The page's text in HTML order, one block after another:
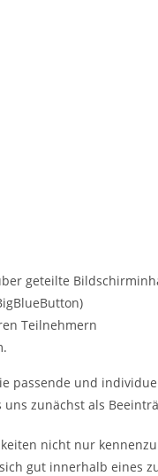
geteilte
Teilnehmern
passende und
zunächst als
nicht nur
gut innerhalb eines